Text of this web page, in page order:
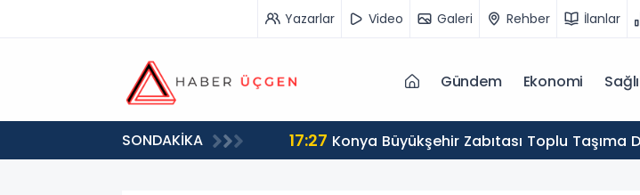
Yazarlar Video Galeri Rehber İlanlar
Gündem Ekonomi
SONDAKİKA 17:27 Konya Büyükşehir Zabıtası Toplu Taşıma